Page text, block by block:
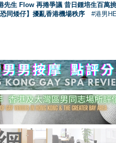
先生 Flow 再捲爭議 昔日鍾培生百萬
同矮仔】擾亂香港機場秩序 #港男